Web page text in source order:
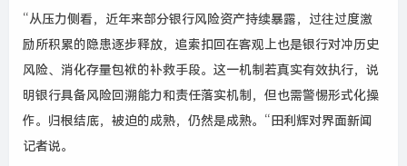
“从压力侧看，近年来部分银行风险资产持续暴露，过往过度激
励所积累的隐患逐步释放，追索扣回在客观上也是银行对冲历史
风险、消化存量包袱的补救手段。这一机制若真实有效执行，说
明银行具备风险回溯能力和责任落实机制，但也需警惕形式化操
作。归根结底，被迫的成熟，仍然是成熟。“田利辉对界面新闻
记者说。